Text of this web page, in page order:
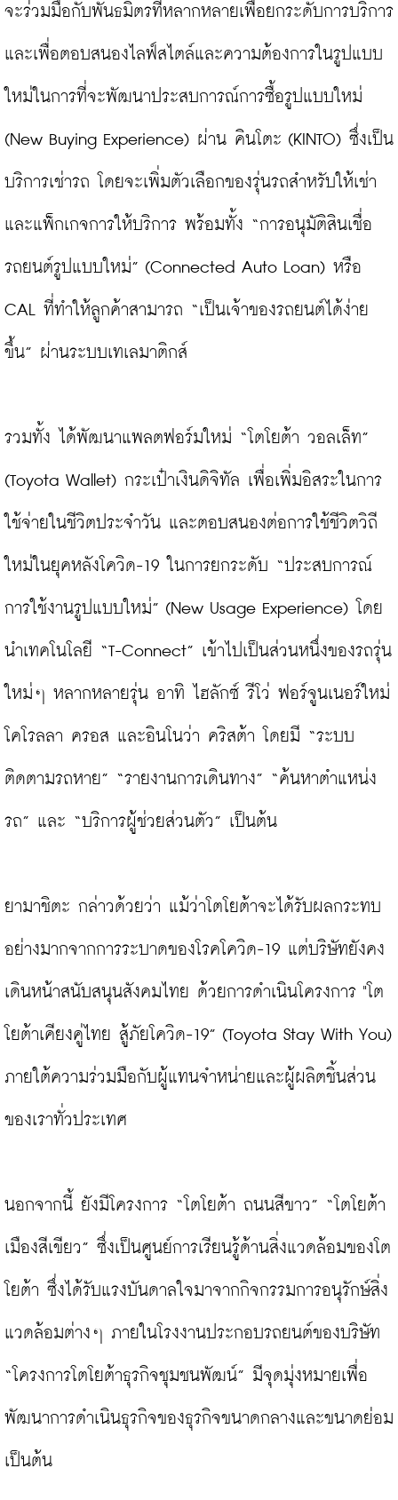
จะร่วมมือกับพันธมิตรที่หลากหลายเพื่อยกระดับการบริการ
และเพื่อตอบสนองไลฟ์สไตล์และความต้องการในรูปแบบ
ใหม่ในการที่จะพัฒนาประสบการณ์การซื้อรูปแบบใหม่
(New Buying Experience) ผ่าน คินโตะ (KINTO) ซึ่งเป็น
บริการเช่ารถ โดยจะเพิ่มตัวเลือกของรุ่นรถสำหรับให้เช่า
และแพ็กเกจการให้บริการ พร้อมทั้ง “การอนุมัติสินเชื่อ
รถยนต์รูปแบบใหม่” (Connected Auto Loan) หรือ
CAL ที่ทำให้ลูกค้าสามารถ “เป็นเจ้าของรถยนต์ได้ง่าย
ขึ้น” ผ่านระบบเทเลมาติกส์
รวมทั้ง ได้พัฒนาแพลตฟอร์มใหม่ “โตโยต้า วอลเล็ท”
(Toyota Wallet) กระเป๋าเงินดิจิทัล เพื่อเพิ่มอิสระในการ
ใช้จ่ายในชีวิตประจำวัน และตอบสนองต่อการใช้ชีวิตวิถี
ใหม่ในยุคหลังโควิด-19 ในการยกระดับ “ประสบการณ์
การใช้งานรูปแบบใหม่” (New Usage Experience) โดย
นำเทคโนโลยี “T-Connect” เข้าไปเป็นส่วนหนึ่งของรถรุ่น
ใหม่ๆ หลากหลายรุ่น อาทิ ไฮลักซ์ รีโว่ ฟอร์จูนเนอร์ใหม่
โคโรลลา ครอส และอินโนว่า คริสต้า โดยมี “ระบบ
ติดตามรถหาย” “รายงานการเดินทาง” “ค้นหาตำแหน่ง
รถ” และ “บริการผู้ช่วยส่วนตัว” เป็นต้น
ยามาชิตะ กล่าวด้วยว่า แม้ว่าโตโยต้าจะได้รับผลกระทบ
อย่างมากจากการระบาดของโรคโควิด-19 แต่บริษัทยังคง
เดินหน้าสนับสนุนสังคมไทย ด้วยการดำเนินโครงการ "โต
โยต้าเคียงคู่ไทย สู้ภัยโควิด-19” (Toyota Stay With You)
ภายใต้ความร่วมมือกับผู้แทนจำหน่ายและผู้ผลิตชิ้นส่วน
ของเราทั่วประเทศ
นอกจากนี้ ยังมีโครงการ “โตโยต้า ถนนสีขาว” “โตโยต้า
เมืองสีเขียว” ซึ่งเป็นศูนย์การเรียนรู้ด้านสิ่งแวดล้อมของโต
โยต้า ซึ่งได้รับแรงบันดาลใจมาจากกิจกรรมการอนุรักษ์สิ่ง
แวดล้อมต่างๆ ภายในโรงงานประกอบรถยนต์ของบริษัท
“โครงการโตโยต้าธุรกิจชุมชนพัฒน์” มีจุดมุ่งหมายเพื่อ
พัฒนาการดำเนินธุรกิจของธุรกิจขนาดกลางและขนาดย่อม
เป็นต้น